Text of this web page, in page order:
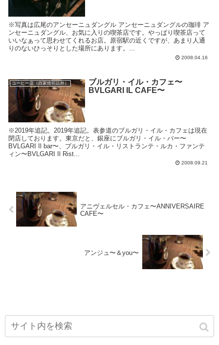
※写真は広尾のアンセーニュダングル アンセーニュダングルの珈琲 ア
ンセーニュダングル、お気に入りの喫茶店です。やっぱり喫茶店って
いいなぁって思わせてくれるお店。原宿駅の近くですが、あまり人通
りのないひっそりとした場所にあります。...
2008.04.16
コーヒー店（自家焙煎以外）
ブルガリ・イル・カフェ〜
BVLGARI IL CAFE〜
※2019年追記。2019年追記。表参道のブルガリ・イル・カフェは現在
閉店しております。東京だと、銀座にブルガリ・イル・バー〜
BVLGARI Il bar〜、ブルガリ・イル・リストランテ・ルカ・ファンテ
ィン〜BVLGARI Il Rist...
2008.09.21
アニヴェルセル・カフェ〜ANNIVERSAIRE
CAFE〜
アンジュ〜＆you〜